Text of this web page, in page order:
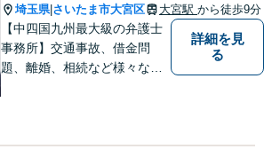
埼玉県| さいたま市大宮区 大宮駅 から徒歩9分
【中四国九州最大級の弁護士
事務所】交通事故、借金問
題、離婚、相続など様々な問
い！
詳細を見
る